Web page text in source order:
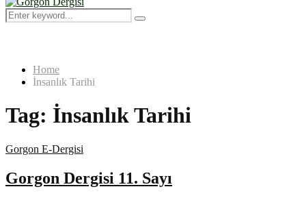
Menu
Search
for:
Search
Home
İnsanlık Tarihi
Tag: İnsanlık Tarihi
Gorgon E-Dergisi
Gorgon Dergisi 11. Sayı